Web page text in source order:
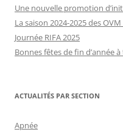
Une nouvelle promotion
La saison 2024-2025 des
Journée RIFA 2025
Bonnes fêtes de fin d’année
ACTUALITÉS PAR SECTION
Apnée